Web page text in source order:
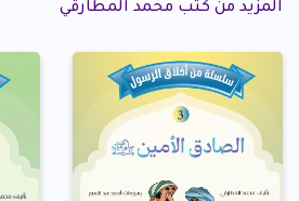
المزيد من كتب محمد المطارقي